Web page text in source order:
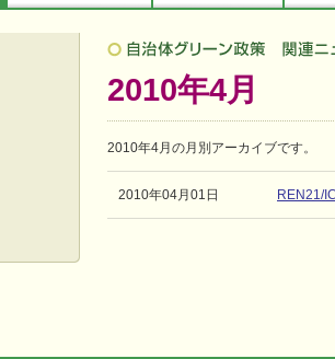
2010年4月
2010年4月の月別アーカイブです。
2010年04月01日 REN21/